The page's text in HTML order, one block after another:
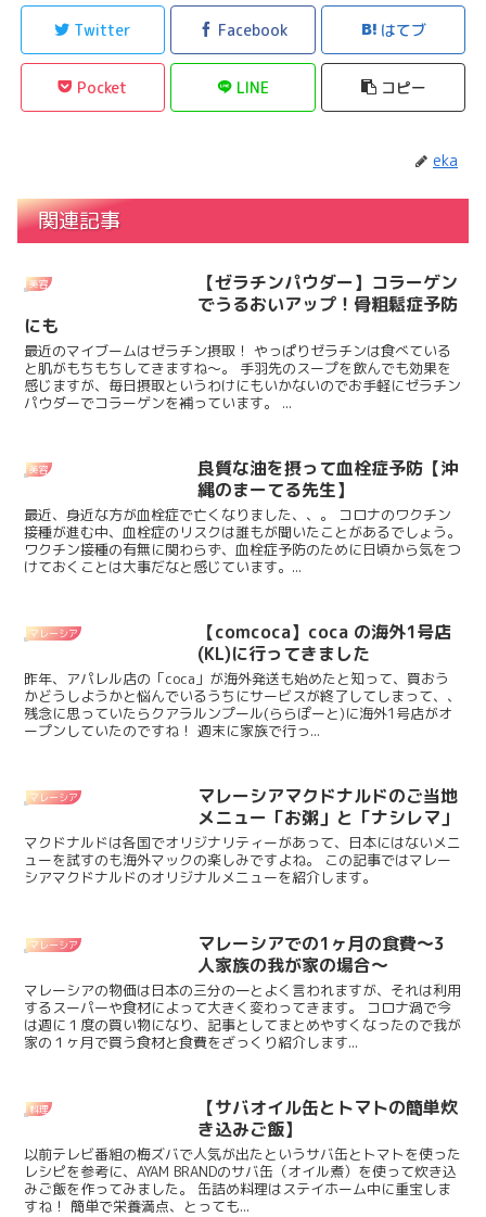
Twitter Facebook はてブ
Pocket LINE コピー
eka
関連記事
美容
【ゼラチンパウダー】コラーゲン
でうるおいアップ！骨粗鬆症予防
にも
最近のマイブームはゼラチン摂取！ やっぱりゼラチンは食べている
と肌がもちもちしてきますね〜。 手羽先のスープを飲んでも効果を
感じますが、毎日摂取というわけにもいかないのでお手軽にゼラチン
パウダーでコラーゲンを補っています。 ...
美容
良質な油を摂って血栓症予防【沖
縄のまーてる先生】
最近、身近な方が血栓症で亡くなりました、、。 コロナのワクチン
接種が進む中、血栓症のリスクは誰もが聞いたことがあるでしょう。
ワクチン接種の有無に関わらず、血栓症予防のために日頃から気をつ
けておくことは大事だなと感じています。...
マレーシア
【comcoca】coca の海外1号店
(KL)に行ってきました
昨年、アパレル店の「coca」が海外発送も始めたと知って、買おう
かどうしようかと悩んでいるうちにサービスが終了してしまって、、
残念に思っていたらクアラルンプール(ららぽーと)に海外1号店がオ
ープンしていたのですね！ 週末に家族で行っ...
マレーシア
マレーシアマクドナルドのご当地
メニュー「お粥」と「ナシレマ」
マクドナルドは各国でオリジナリティーがあって、日本にはないメニ
ューを試すのも海外マックの楽しみですよね。 この記事ではマレー
シアマクドナルドのオリジナルメニューを紹介します。
マレーシア
マレーシアでの1ヶ月の食費〜3
人家族の我が家の場合〜
マレーシアの物価は日本の三分の一とよく言われますが、それは利用
するスーパーや食材によって大きく変わってきます。 コロナ渦で今
は週に１度の買い物になり、記事としてまとめやすくなったので我が
家の１ヶ月で買う食材と食費をざっくり紹介します...
料理
【サバオイル缶とトマトの簡単炊
き込みご飯】
以前テレビ番組の梅ズバで人気が出たというサバ缶とトマトを使った
レシピを参考に、AYAM BRANDのサバ缶（オイル煮）を使って炊き込
みご飯を作ってみました。 缶詰め料理はステイホーム中に重宝しま
すね！ 簡単で栄養満点、とっても...